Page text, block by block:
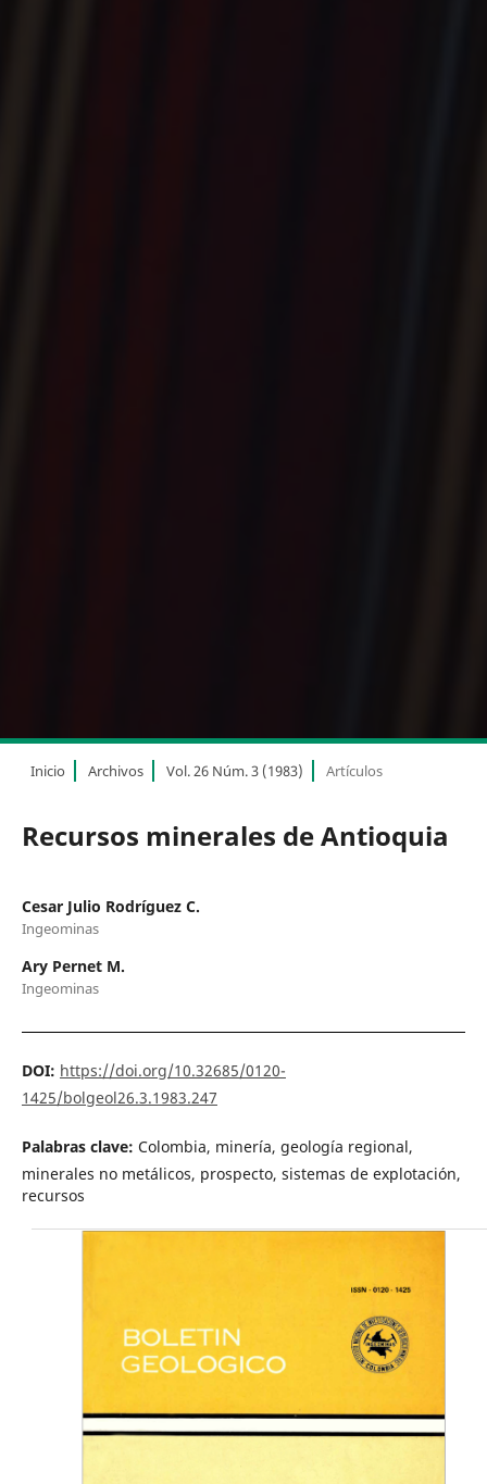
Inicio Archivos Vol. 26 Núm. 3 (1983) Artículos
Recursos minerales de Antioquia
Cesar Julio Rodríguez C.
Ingeominas
Ary Pernet M.
Ingeominas
DOI: https://doi.org/10.32685/0120-
1425/bolgeol26.3.1983.247
Palabras clave: Colombia, minería, geología regional,
minerales no metálicos, prospecto, sistemas de explotación,
recursos